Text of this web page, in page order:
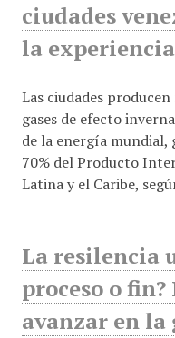
ciudades
la
Las ciudades producen
gases de efecto
de la energía mundial,
70% del Producto
Latina y el Caribe,
La resilencia
proceso o
avanzar en